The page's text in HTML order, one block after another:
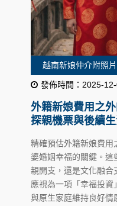
越南新娘仲介附照
發佈時間：2025-
外籍新娘費用之
探親機票與後續
精確預估外籍新娘費用
婆婚姻幸福的關鍵。
親開支，還是文化融
應視為一項「幸福投
與原生家庭維持良好情